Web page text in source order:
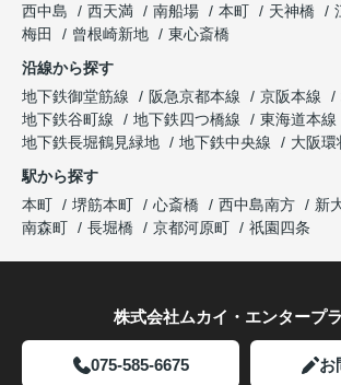
西中島
西天満 南船場 本町 天神橋
梅田
曾根崎新地
東心斎橋
沿線から探す
地下鉄御堂筋線
阪急京都本線 京阪本線
地下鉄谷町線
地下鉄四つ橋線
東海道本線
地下鉄長堀鶴見緑地
地下鉄中央線
大阪環
駅から探す
本町
堺筋本町 心斎橋 西中島南方 新
南森町
長堀橋 京都河原町 祇園四条
株式会社ムカイ・エンタープ
075-585-6675 お